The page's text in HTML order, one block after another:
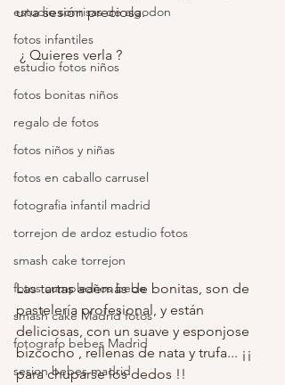
estudio sonrisas de algodon
fotos infantiles
estudio fotos niños
fotos bonitas niños
regalo de fotos
fotos niños y niñas
fotos en caballo carrusel
fotografia infantil madrid
torrejon de ardoz estudio fotos
smash cake torrejon
fotos cumpleaños bebe
smash cake Madrid fotos
fotografo bebes Madrid
sesion bebes madrid
una sesión preciosa.
¿ Quieres verla ?
Las tartas además de bonitas, son de
pastelería profesional, y están
deliciosas, con un suave y esponjose
bizcocho , rellenas de nata y trufa... ¡¡
para chuparse los dedos !!